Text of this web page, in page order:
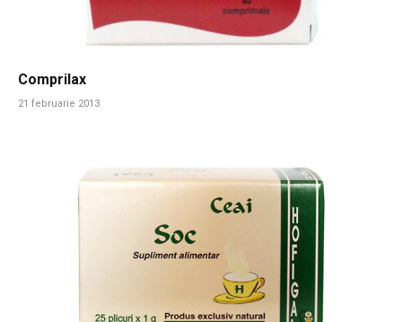
Comprilax
21 februarie 2013